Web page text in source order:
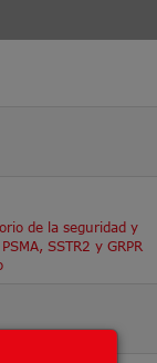
de la seguridad y
SSTR2 y GRPR